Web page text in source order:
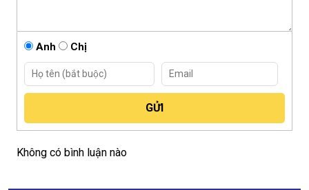
Anh Chị
Không có bình luận nào